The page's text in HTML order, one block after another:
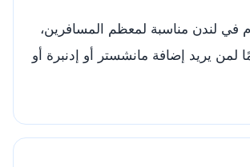
5 إلى 8 أيام في لندن مناسبة لمعظم المسافرين،
إلى 14 يومًا لمن يريد إضافة مانشستر أو إدنبرة أو